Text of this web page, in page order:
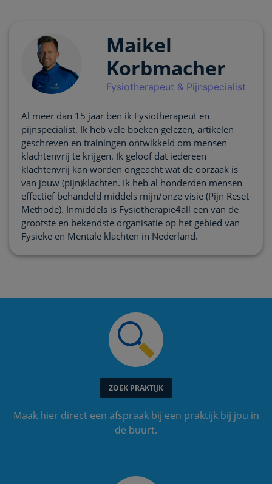
Maikel
Korbmacher
Fysiotherapeut & Pijnspecialist
Al meer dan 15 jaar ben ik Fysiotherapeut en
pijnspecialist. Ik heb vele boeken gelezen, artikelen
geschreven en trainingen ontwikkeld om mensen
klachtenvrij te krijgen. Ik geloof dat iedereen
klachtenvrij kan worden ongeacht wat de oorzaak is
van jouw (pijn)klachten. Ik heb al honderden mensen
effectief behandeld middels mijn/onze visie (Pijn Reset
Methode). Inmiddels is Fysiotherapie4all een van de
grootste en bekendste organisatie op het gebied van
Fysieke en Mentale klachten in Nederland.
ZOEK PRAKTIJK
Maak hier direct een afspraak bij een praktijk bij jou in
de buurt.